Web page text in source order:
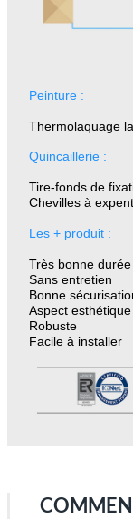
Peinture :
Thermolaquage
Quincaillerie :
Tire-fonds de
Chevilles à
Les + produit :
Très bonne
Sans entretien
Bonne
Aspect
Robuste
Facile à installer